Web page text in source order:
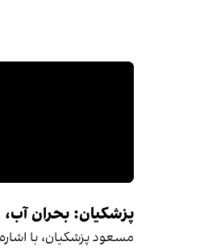
پزشکیان: بحران آب،
مسعود پزشکیان، با